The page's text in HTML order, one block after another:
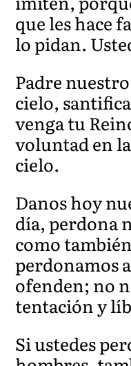
que les hace
lo pidan.
Padre
cielo,
venga tu
voluntad en
cielo.
Danos hoy
día, perdona
como
perdonamos
ofenden; no
tentación y
Si ustedes